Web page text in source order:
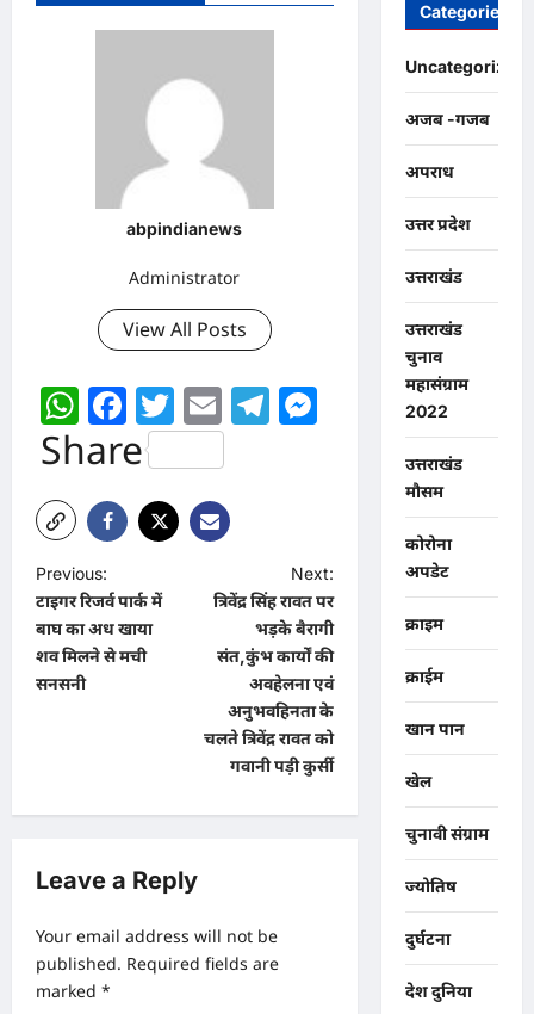
abpindianews
Administrator
View All Posts
WhatsApp
Facebook
Twitter
EmailTelegram
Messenger
Share
P
o
s
t
g
t
i
Previous:
टाइगर रिजर्व पार्क में
बाघ का अध खाया
शव मिलने से मची
सनसनी
Next:
त्रिवेंद्र सिंह रावत पर
भड़के बैरागी
संत,कुंभ कार्यों की
अवहेलना एवं
अनुभवहिनता के
चलते त्रिवेंद्र रावत को
गवानी पड़ी कुर्सी
Leave a Reply
Your email address will not be
published. Required fields are
marked *
Categories
Uncategorized
अजब -गजब
अपराध
उत्तर प्रदेश
उत्तराखंड
उत्तराखंड
चुनाव
महासंग्राम
2022
उत्तराखंड
मौसम
कोरोना
अपडेट
क्राइम
क्राईम
खान पान
खेल
चुनावी संग्राम
ज्योतिष
दुर्घटना
देश दुनिया